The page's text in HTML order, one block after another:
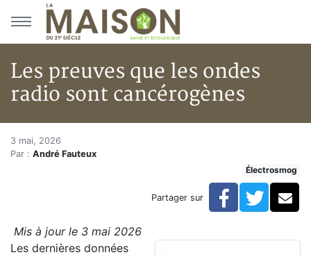
Aller au menu principal
Aller au contenu principal
Les preuves que les ondes
radio sont cancérogènes
Accueil
Articles
Les preuves que les ondes radio sont cancérogènes
Les preuves que les ondes
3 mai, 2026
Par : André Fauteux
Électrosmog
Partager sur Facebook
Mis à jour le 3 mai 2026
Les dernières données